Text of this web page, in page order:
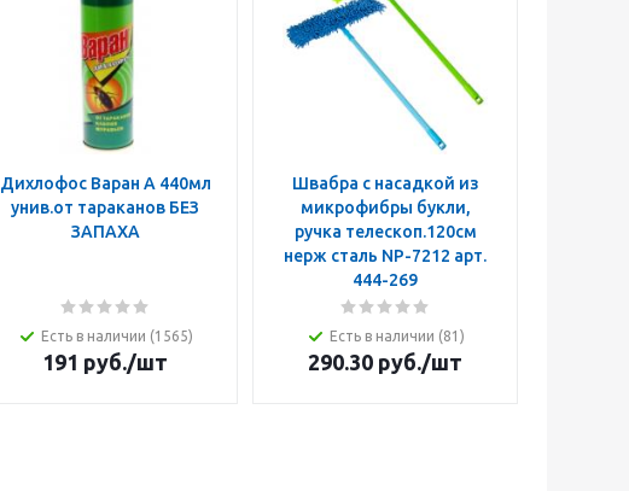
Дихлофос Варан А 440мл
унив.от тараканов БЕЗ
ЗАПАХА
Есть в наличии (1565)
191 руб./шт
Швабра с насадкой из
микрофибры букли,
ручка телескоп.120см
нерж сталь NP-7212 арт.
444-269
Есть в наличии (81)
290.30 руб./шт